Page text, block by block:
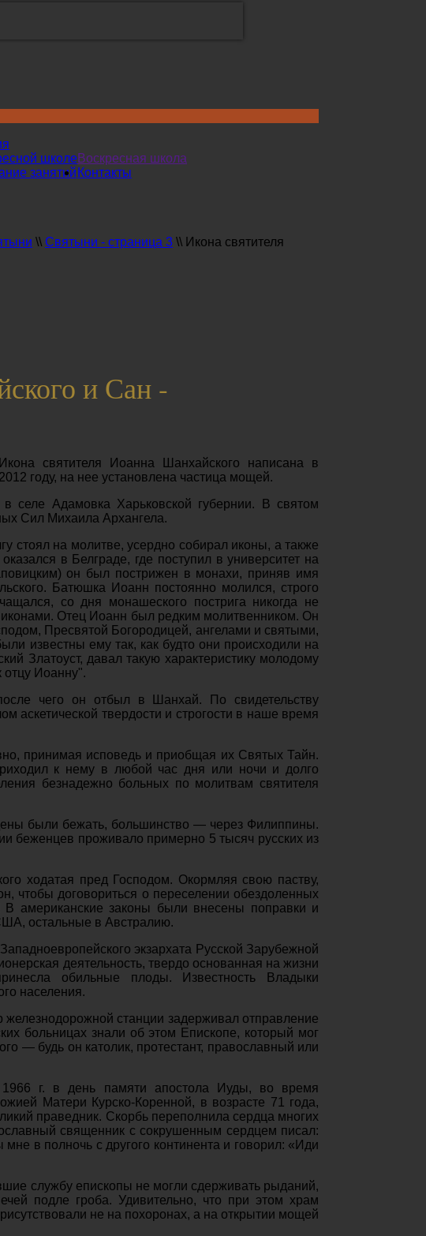
Воскресная школа
школе
занятий Контакты
\\ Святыни - страница 3 \\ Икона святителя
и Сан -
Икона святителя Иоанна Шанхайского написана в
2012 году, на нее установлена частица мощей.
селе Адамовка Харьковской губернии. В святом
Сил Михаила Архангела.
стоял на молитве, усердно собирал иконы, а также
в Белграде, где поступил в университет на
он был пострижен в монахи, приняв имя
Батюшка Иоанн постоянно молился, строго
со дня монашеского пострига никогда не
Отец Иоанн был редким молитвенником. Он
Пресвятой Богородицей, ангелами и святыми,
известны ему так, как будто они происходили на
Златоуст, давал такую характеристику молодому
отцу Иоанну".
чего он отбыл в Шанхай. По свидетельству
аскетической твердости и строгости в наше время
принимая исповедь и приобщая их Святых Тайн.
к нему в любой час дня или ночи и долго
безнадежно больных по молитвам святителя
были бежать, большинство — через Филиппины.
беженцев проживало примерно 5 тысяч русских из
ходатая пред Господом. Окормляя свою паству,
чтобы договориться о переселении обездоленных
американские законы были внесены поправки и
остальные в Австралию.
экзархата Русской Зарубежной
деятельность, твердо основанная на жизни
обильные плоды. Известность Владыки
населения.
станции задерживал отправление
больницах знали об этом Епископе, который мог
— будь он католик, протестант, православный или
г. в день памяти апостола Иуды, во время
Матери Курско-Коренной, в возрасте 71 года,
праведник. Скорбь переполнила сердца многих
священник с сокрушенным сердцем писал:
в полночь с другого континента и говорил: «Иди
службу епископы не могли сдерживать рыданий,
подле гроба. Удивительно, что при этом храм
не на похоронах, а на открытии мощей